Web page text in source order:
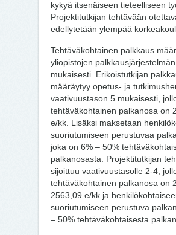
kykyä itsenäiseen tieteelliseen
Projektitutkijan tehtävään
edellytetään ylempää
Tehtäväkohtainen palkkaus
yliopistojen palkkausjärjestelmän
mukaisesti. Erikoistutkijan
määräytyy opetus- ja
vaativuustason 5 mukaisesti,
tehtäväkohtainen palkanosa on
e/kk. Lisäksi maksetaan
suoriutumiseen perustuvaa
joka on 6% – 50%
palkanosasta. Projektitutkijan
sijoittuu vaativuustasolle 2-4,
tehtäväkohtainen palkanosa on
2563,09 e/kk ja
suoriutumiseen perustuva
– 50% tehtäväkohtaisesta